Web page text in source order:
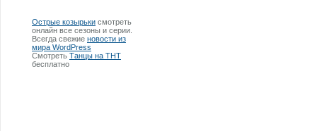
Острые козырьки смотреть
онлайн все сезоны и серии.
Всегда свежие новости из
мира WordPress
Смотреть Танцы на ТНТ
бесплатно